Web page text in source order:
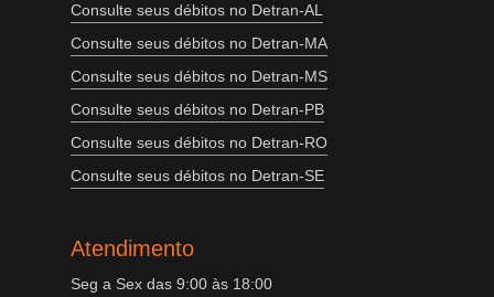
Consulte seus débitos no Detran-AL
Consulte seus débitos no Detran-MA
Consulte seus débitos no Detran-MS
Consulte seus débitos no Detran-PB
Consulte seus débitos no Detran-RO
Consulte seus débitos no Detran-SE
Atendimento
Seg a Sex das 9:00 às 18:00